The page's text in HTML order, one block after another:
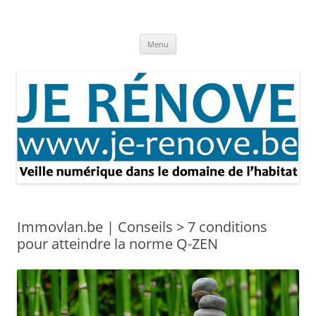
Menu
Immovlan.be | Conseils > 7 conditions
pour atteindre la norme Q-ZEN